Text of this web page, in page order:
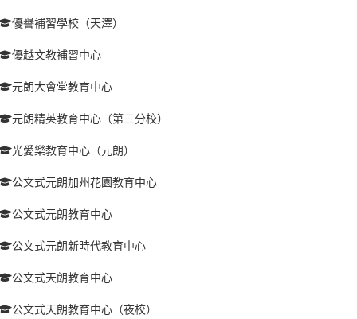
優譽補習學校（天澤）
優越文教補習中心
元朗大會堂教育中心
元朗精英教育中心（第三分校）
光愛樂教育中心（元朗）
公文式元朗加州花園教育中心
公文式元朗教育中心
公文式元朗新時代教育中心
公文式天朗教育中心
公文式天朗教育中心（夜校）